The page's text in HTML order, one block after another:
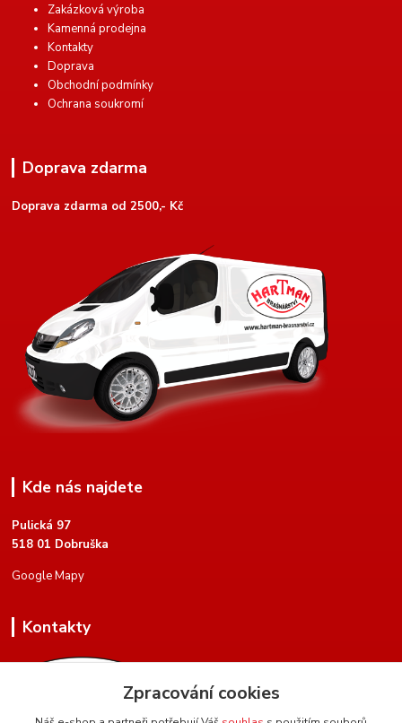
Zakázková výroba
Kamenná prodejna
Kontakty
Doprava
Obchodní podmínky
Ochrana soukromí
Doprava zdarma
Doprava zdarma od 2500,- Kč
Kde nás najdete
Pulická 97
518 01 Dobruška
Google Mapy
Kontakty
Zpracování cookies